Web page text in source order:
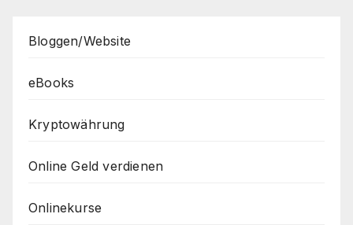
Bloggen/Website
eBooks
Kryptowährung
Online Geld verdienen
Onlinekurse